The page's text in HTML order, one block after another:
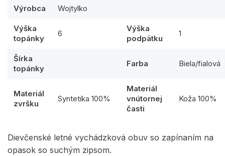
Výrobca Wojtylko
Výška
topánky
6
Výška
podpätku
1
Šírka
topánky
Farba Biela/fialová
Materiál
zvršku
Syntetika 100%
Materiál
vnútornej
časti
Koža 100%
Dievčenské letné vychádzková obuv so zapínaním na
opasok so suchým zipsom.